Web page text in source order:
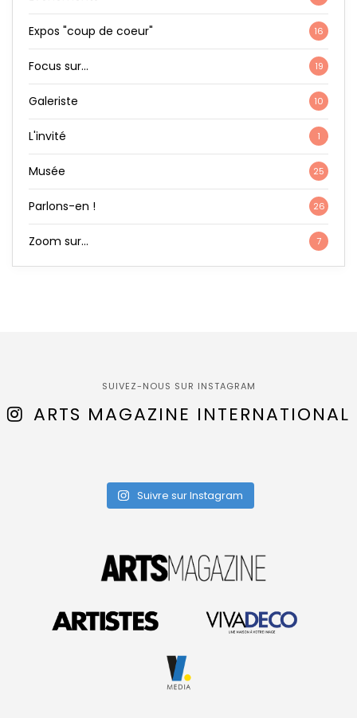
Expos "coup de coeur" 16
Focus sur… 19
Galeriste 10
L'invité 1
Musée 25
Parlons-en ! 26
Zoom sur… 7
SUIVEZ-NOUS SUR INSTAGRAM
ARTS MAGAZINE INTERNATIONAL
Suivre sur Instagram